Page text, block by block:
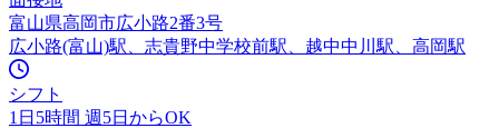
富山県高岡市広小路2番3号
広小路(富山)駅、志貴野中学校前駅、越中中川駅、高岡駅
シフト
1日5時間 週5日からOK